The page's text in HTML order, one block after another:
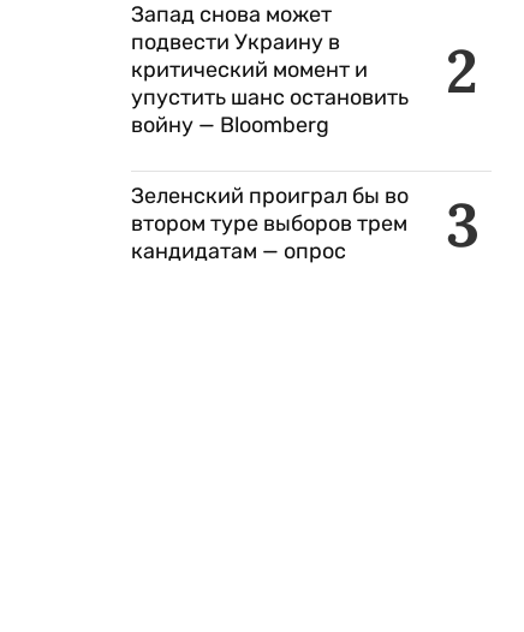
2
Запад снова может
подвести Украину в
критический момент и
упустить шанс остановить
войну — Bloomberg
3
Зеленский проиграл бы во
втором туре выборов трем
кандидатам — опрос